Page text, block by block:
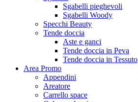
Sgabelli pieghevoli
Sgabelli Woody
Specchi Beauty
Tende doccia
Aste e ganci
Tende doccia in Peva
Tende doccia in Tessuto
Area Promo
Appendini
Areatore
Carrello space